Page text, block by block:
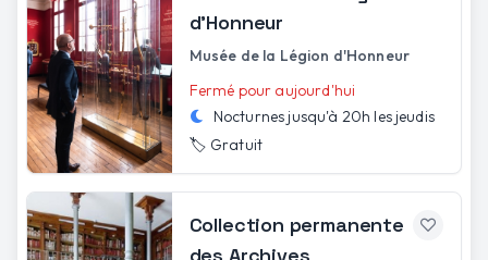
d'Honneur
Musée de la Légion d'Honneur
Fermé pour aujourd'hui
Nocturnes jusqu'à 20h les jeudis
🏷️ Gratuit
Collection permanente
des Archives